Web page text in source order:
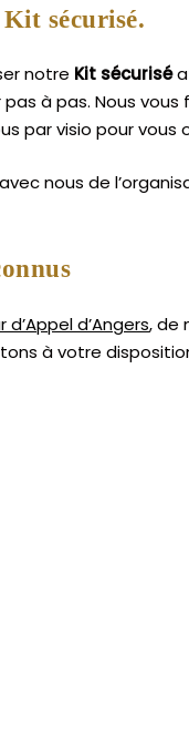
sécurisé.
notre Kit sécurisé
à pas. Nous
par visio pour
nous de
d’Angers, de
à votre